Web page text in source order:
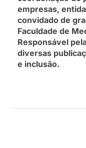
empresas,
convidado de
Faculdade de
Responsável
diversas
e inclusão.